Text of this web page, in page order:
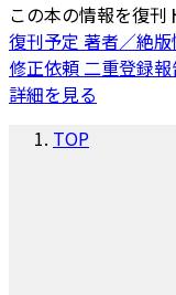
この本の情報を復
復刊予定 著者／絶
修正依頼二重登録報
詳細を見る
TOP